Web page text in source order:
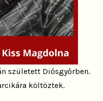
született Diósgyőrben.
költöztek.